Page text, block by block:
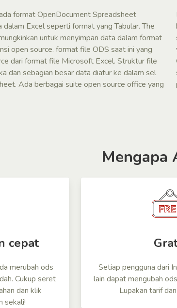
format OpenDocument Spreadsheet
Excel seperti format yang Tabular. The
untuk menyimpan data dalam format
open source. format file ODS saat ini yang
dari format file Microsoft Excel. Struktur file
dan sebagian besar data diatur ke dalam sel
Ada berbagai suite open source office yang
Mengapa
cepat
merubah ods
Cukup seret
dan klik
sekali!
Setiap pengguna dari
lain dapat mengubah
Lupakan tarif